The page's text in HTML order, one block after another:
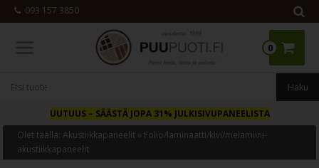
093 157 3850
0
UUTUUS– SÄÄSTÄ JOPA 31% JULKISIVUPANEELISTA
Olet täällä:Akustiikkapaneelit » Folio/laminaatti/kivi/melamiini-
akustiikkapaneelit